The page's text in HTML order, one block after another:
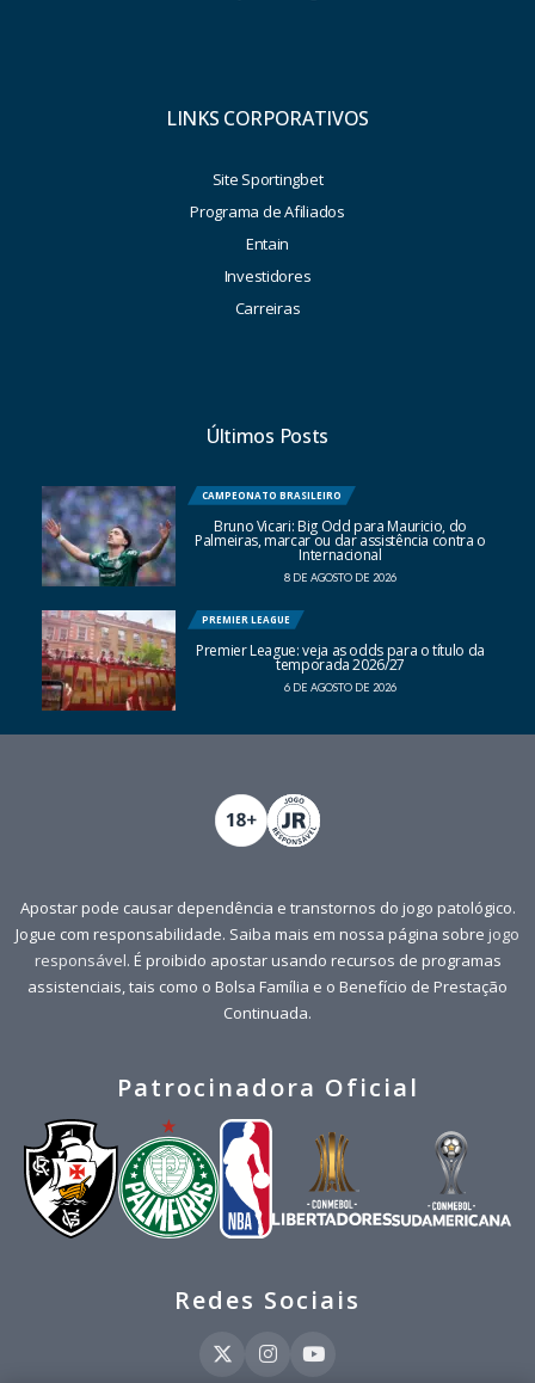
LINKS CORPORATIVOS
Site Sportingbet
Programa de Afiliados
Entain
Investidores
Carreiras
Últimos Posts
CAMPEONATO BRASILEIRO
Bruno Vicari: Big Odd para Mauricio, do
Palmeiras, marcar ou dar assistência contra o
Internacional
8 DE AGOSTO DE 2026
PREMIER LEAGUE
Premier League: veja as odds para o título da
temporada 2026/27
6 DE AGOSTO DE 2026
Apostar pode causar dependência e transtornos do jogo patológico.
Jogue com responsabilidade. Saiba mais em nossa página sobre jogo
responsável. É proibido apostar usando recursos de programas
assistenciais, tais como o Bolsa Família e o Benefício de Prestação
Continuada.
Patrocinadora Oficial
Redes Sociais